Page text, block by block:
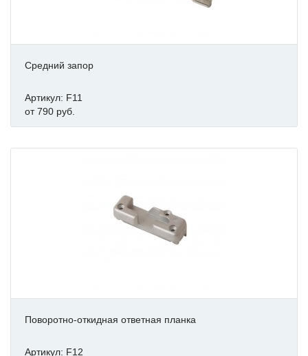
Средний запор
Артикул: F11
от 790 руб.
Поворотно-откидная ответная планка
Артикул: F12